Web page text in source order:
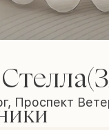
Проспект